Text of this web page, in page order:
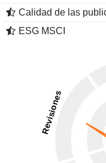
Calidad de las
ESG MSCI